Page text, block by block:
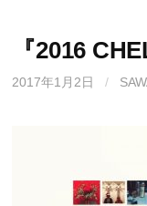
『2016
2017年1月2日 /